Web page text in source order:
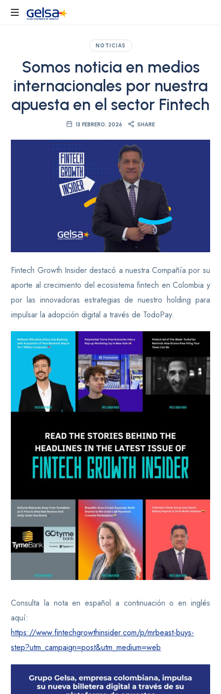
Gelsa
el
empresarial
en
para
NOTICIAS
Somos noticia en medios
internacionales por nuestra
apuesta en el sector Fintech
13 FEBRERO, 2026 SHARE
Fintech Growth Insider destacó a nuestra Compañía por su
aporte al crecimiento del ecosistema fintech en Colombia y
por las innovadoras estrategias de nuestro holding para
impulsar la adopción digital a través de TodoPay.
Consulta la nota en español a continuación o en inglés
aquí:
https://www.fintechgrowthinsider.com/p/mrbeast-buys-
step?utm_campaign=post&utm_medium=web